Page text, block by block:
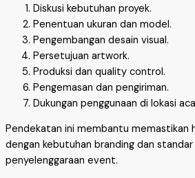
Diskusi kebutuhan proyek.
Penentuan ukuran dan model.
Pengembangan desain visual.
Persetujuan artwork.
Produksi dan quality control.
Pengemasan dan pengiriman.
Dukungan penggunaan di lokasi
Pendekatan ini membantu memastikan
dengan kebutuhan branding dan
penyelenggaraan event.